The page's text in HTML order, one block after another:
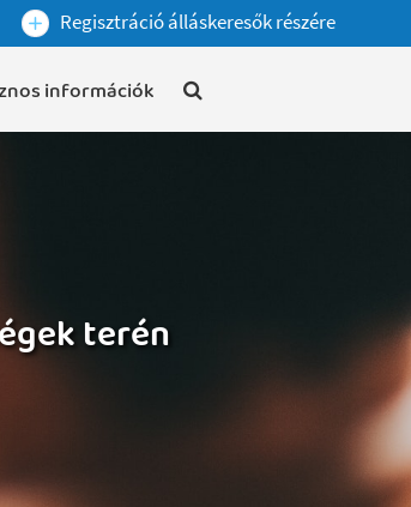
Regisztráció álláskeresők részére
információk
terén